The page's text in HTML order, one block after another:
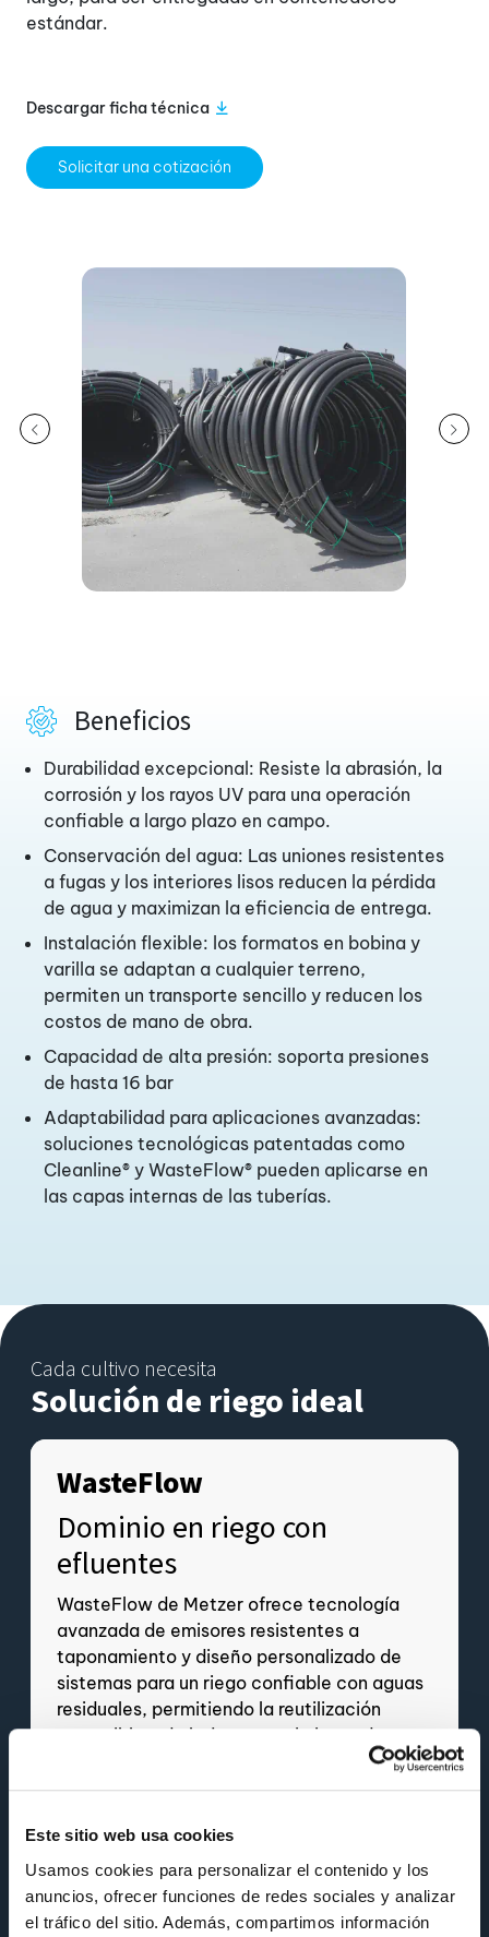
Este sitio web usa cookies
Usamos cookies para personalizar el contenido y los
anuncios, ofrecer funciones de redes sociales y analizar
el tráfico del sitio. Además, compartimos información
estándar.
Descargar ficha técnica
Solicitar una cotización
Beneficios
Durabilidad excepcional: Resiste la abrasión, la
corrosión y los rayos UV para una operación
confiable a largo plazo en campo.
Conservación del agua: Las uniones resistentes
a fugas y los interiores lisos reducen la pérdida
de agua y maximizan la eficiencia de entrega.
Instalación flexible: los formatos en bobina y
varilla se adaptan a cualquier terreno,
permiten un transporte sencillo y reducen los
costos de mano de obra.
Capacidad de alta presión: soporta presiones
de hasta 16 bar
Adaptabilidad para aplicaciones avanzadas:
soluciones tecnológicas patentadas como
Cleanline® y WasteFlow® pueden aplicarse en
las capas internas de las tuberías.
Cada cultivo necesita
Solución de riego ideal
WasteFlow
Dominio en riego con
efluentes
WasteFlow de Metzer ofrece tecnología
avanzada de emisores resistentes a
taponamiento y diseño personalizado de
sistemas para un riego confiable con aguas
residuales, permitiendo la reutilización
sostenible y de bajo mantenimiento de